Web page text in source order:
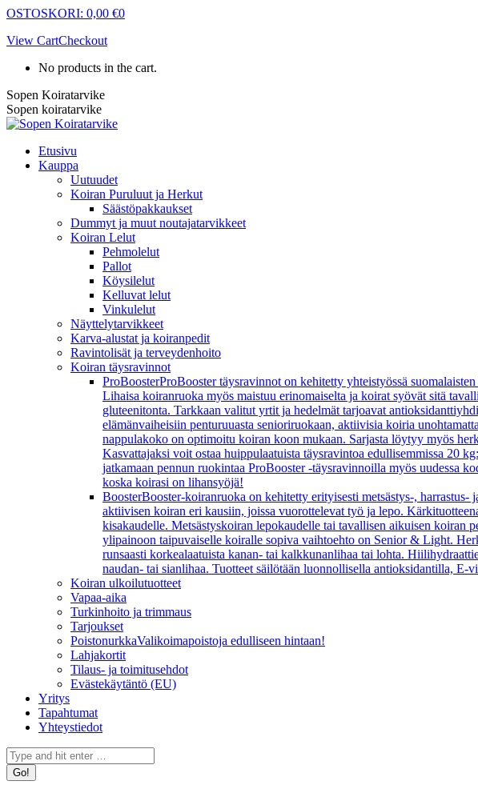
Skip
content
OSTOSKORI: 0,00 €0
View CartCheckout
No products in the cart.
Sopen Koiratarvike
Sopen koiratarvike
Etusivu
Kauppa
Uutuudet
Koiran Puruluut ja Herkut
Säästöpakkaukset
Dummyt ja muut noutajatarvikkeet
Koiran Lelut
Pehmolelut
Pallot
Köysilelut
Kelluvat lelut
Vinkulelut
Näyttelytarvikkeet
Karva-alustat ja koiranpedit
Ravintolisät ja terveydenhoito
Koiran täysravinnot
ProBoosterProBooster täysravinnot on kehitetty yhteistyössä
Lihaisa koiranruoka myös maistuu erinomaiselta ja koirat syövät sitä
gluteenitonta. Tarkkaan valitut yrtit ja hedelmät tarjoavat
elämänvaiheisiin penturuuasta senioriruokaan, aktiivisia koiria
nappulakoko on optimoitu koiran koon mukaan. Sarjasta löytyy myös
Kasvattajaksi voit ostaa huippulaatuista täysravintoa edullisemmissa 20
jatkamaan pennun ruokintaa ProBooster -täysravinnoilla myös uudessa
koska koirasi on lihansyöjä!
BoosterBooster-koiranruoka on kehitetty erityisesti metsästys-,
aktiivisen koiran eri kausiin, joissa vuorottelevat työ ja lepo.
kisakaudelle. Metsästyskoiran lepokaudelle tai tavallisen aikuisen koiran
ylipainoon taipuvaiselle koiralle sopiva vaihtoehto on Senior & Light.
runsaasti korkealaatuista kanan- tai kalkkunanlihaa tai lohta.
naudan- tai sianlihaa. Tuotteet säilötään luonnollisella antioksidantilla,
Koiran ulkoilutuotteet
Vapaa-aika
Turkinhoito ja trimmaus
Tarjoukset
PoistonurkkaValikoimapoistoja edulliseen hintaan!
Lahjakortit
Tilaus- ja toimitusehdot
Evästekäytäntö (EU)
Yritys
Tapahtumat
Yhteystiedot
Search: